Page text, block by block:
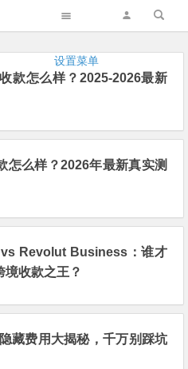
设置菜单
款怎么样？2025-2026最新
怎么样？2026年最新真实测
Revolut Business：谁才
境收款之王？
藏费用大揭秘，千万别踩坑